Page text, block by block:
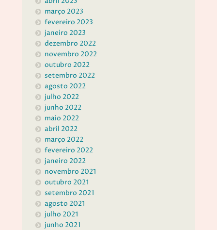
março 2023
fevereiro 2023
janeiro 2023
dezembro 2022
novembro 2022
outubro 2022
setembro 2022
agosto 2022
julho 2022
junho 2022
maio 2022
abril 2022
março 2022
fevereiro 2022
janeiro 2022
novembro 2021
outubro 2021
setembro 2021
agosto 2021
julho 2021
junho 2021